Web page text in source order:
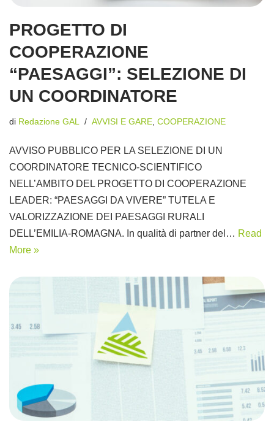
PROGETTO DI
COOPERAZIONE
“PAESAGGI”: SELEZIONE DI
UN COORDINATORE
di Redazione GAL AVVISI E GARE COOPERAZIONE
AVVISO PUBBLICO PER LA SELEZIONE DI UN
COORDINATORE TECNICO-SCIENTIFICO
NELL’AMBITO DEL PROGETTO DI COOPERAZIONE
LEADER: “PAESAGGI DA VIVERE” TUTELA E
VALORIZZAZIONE DEI PAESAGGI RURALI
DELL’EMILIA-ROMAGNA. In qualità di partner del… Read
More »